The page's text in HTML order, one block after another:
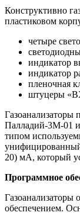
Конструктивно
пластиковом
четыре
индикатор
индикатор
пленочная
штуцеры
Газоанализаторы
Палладий-3М-01
типом
20) мА, который
Программное
обеспечением.